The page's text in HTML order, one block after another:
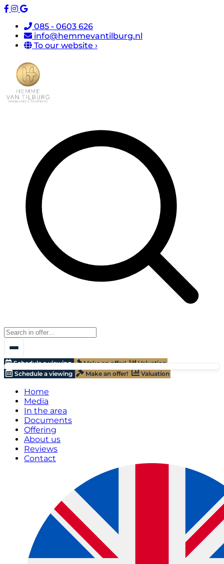
085 - 0603 626
info@hemmevantilburg.nl
To our website ›
Schedule a viewing Make an offer!
Valuation
Schedule a viewing
Make an offer! Valuation
Home
Media
In the area
Documents
Offering
About us
Reviews
Contact